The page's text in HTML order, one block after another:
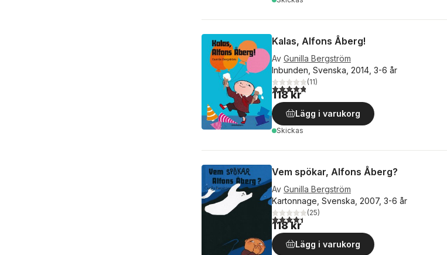
Kalas, Alfons Åberg!
Av Gunilla Bergström
Inbunden, Svenska, 2014, 3-6 år
4,8utav 5 stjärnor. Totalt antal röster:
(11)
118 kr
Lägg i varukorg
Skickas
Vem spökar, Alfons Åberg?
Av Gunilla Bergström
Kartonnage, Svenska, 2007, 3-6 år
4,4utav 5 stjärnor. Totalt antal röster:
(25)
118 kr
Lägg i varukorg